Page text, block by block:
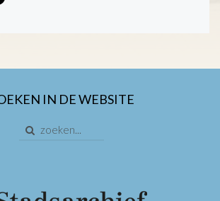
IN DE WEBSITE